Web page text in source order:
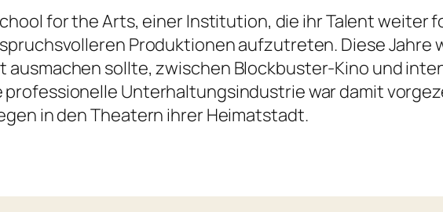
for the Arts, einer Institution, die ihr Talent weiter
Produktionen aufzutreten. Diese Jahre
ausmachen sollte, zwischen Blockbuster-Kino und
professionelle Unterhaltungsindustrie war damit
in den Theatern ihrer Heimatstadt.